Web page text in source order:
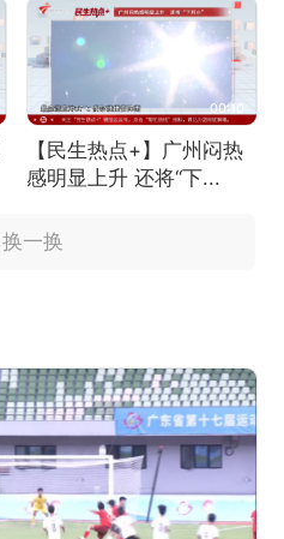
00:10
【民生热点+】广州闷热
感明显上升 还将“下...
换一换